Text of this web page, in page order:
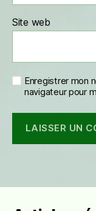
Site web
Enregistrer mon
navigateur pour